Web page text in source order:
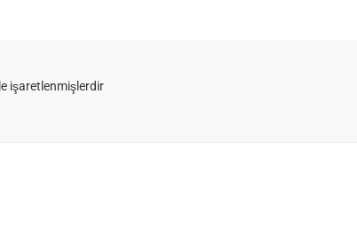
işaretlenmişlerdir